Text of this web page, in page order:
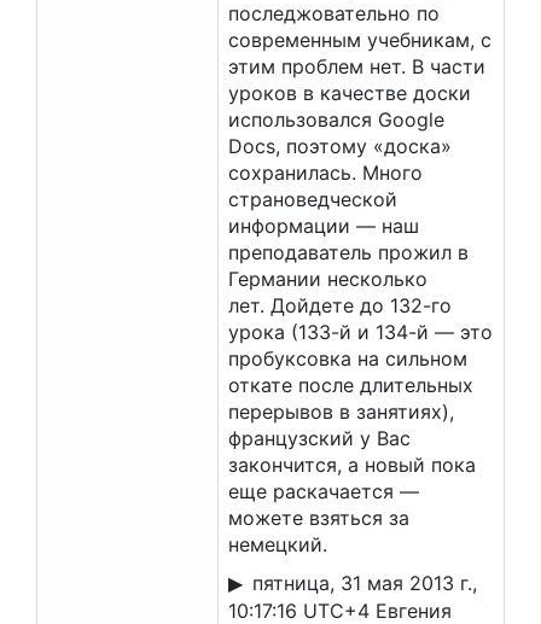
последжовательно по
современным учебникам, с
этим проблем нет. В части
уроков в качестве доски
использовался Google
Docs, поэтому «доска»
сохранилась. Много
страноведческой
информации — наш
преподаватель прожил в
Германии несколько
лет. Дойдете до 132-го
урока (133-й и 134-й — это
пробуксовка на сильном
откате после длительных
перерывов в занятиях),
французский у Вас
закончится, а новый пока
еще раскачается —
можете взяться за
немецкий.
пятница, 31 мая 2013 г.,
10:17:16 UTC+4 Евгения